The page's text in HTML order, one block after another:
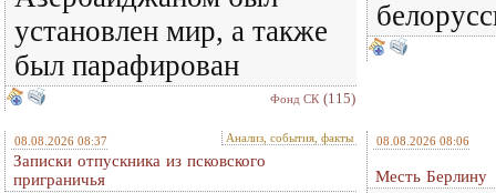
установлен мир, а также
был парафирован
Фонд СК (115)
08.08.2026 08:37 Анализ, события, факты
Записки отпускника из псковского
приграничья
08.08.2026 08:06
Месть Берлину